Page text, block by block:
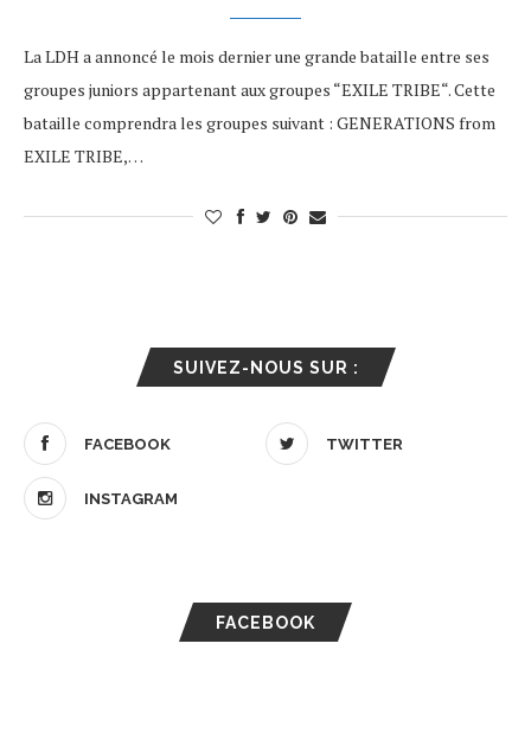
La LDH a annoncé le mois dernier une grande bataille entre ses
groupes juniors appartenant aux groupes “EXILE TRIBE“. Cette
bataille comprendra les groupes suivant : GENERATIONS from
EXILE TRIBE,…
SUIVEZ-NOUS SUR :
FACEBOOK TWITTER
INSTAGRAM
FACEBOOK